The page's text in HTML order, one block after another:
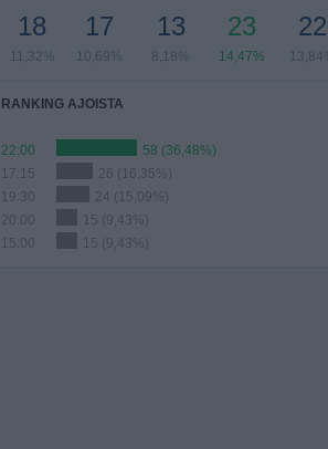
18
11,32%
17
10,69%
13
8,18%
23
14,47%
22
RANKING AJOISTA
22:00
58 (36,48%)
17:15
26 (16,35%)
19:30
24 (15,09%)
20:00
15 (9,43%)
15:00
15 (9,43%)